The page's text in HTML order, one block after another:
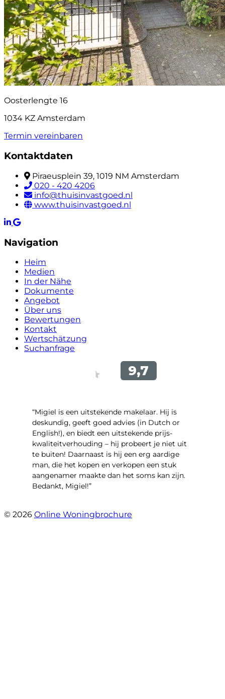
Oosterlengte 16
1034 KZ Amsterdam
Termin vereinbaren
Kontaktdaten
Piraeusplein 39, 1019 NM Amsterdam
020 - 420 4206
info@thuisinvastgoed.nl
www.thuisinvastgoed.nl
Navigation
Heim
Medien
In der Nähe
Dokumente
Angebot
Über uns
Bewertungen
Kontakt
Wertschätzung
Suchanfrage
“Migiel is een uitstekende makelaar. Hij is
deskundig, geeft goed advies (in Dutch or
English!), en biedt een uitstekende prijs-
kwaliteitverhouding – hij probeert je niet uit
te buiten! Daarnaast is hij een erg aardige
man, die het kopen en verkopen een stuk
aangenamer maakte dan het soms kan zijn.
Bedankt, Migiel!”
© 2026 Online Woningbrochure